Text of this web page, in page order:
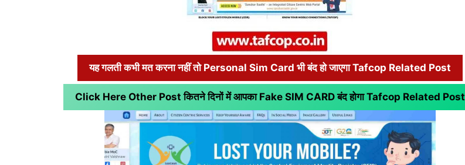
यह गलती कभी मत करना नहीं तो Personal Sim Card भी बंद हो जाएगा Tafcop Related Post
Click Here Other Post कितने दिनों में आपका Fake SIM CARD बंद होगाTafcop Related Post